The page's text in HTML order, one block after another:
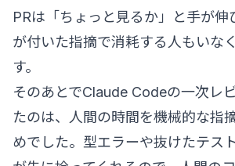
PRは「ちょっと見るか」と手が伸
が付いた指摘で消耗する人もいな
す。
そのあとでClaude Codeの一次レ
たのは、人間の時間を機械的な指
めでした。型エラーや抜けたテス